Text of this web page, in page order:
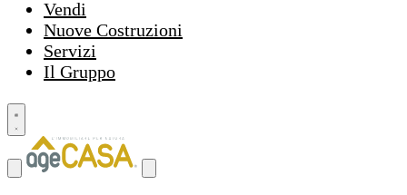
Vendi
Nuove Costruzioni
Servizi
Il Gruppo